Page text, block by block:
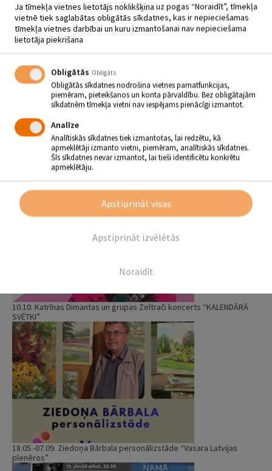
12.08. Santas Kasparsones koncerts
26.08. Jura Kaukuļa “Rokkoncerts solo”
10.10. Katrīnas Dimantas un grupas Zeltrači koncerts “KALENDĀRĀ
SVĒTKI”
18.05.-07.09. Ziedoņa Bārbala personālizstāde “Vasara Latvijas
plenēros”
Ja tīmekļa vietnes lietotājs noklikšķina uz pogas “Noraidīt”, tīmekļa
vietnē tiek saglabātas obligātās sīkdatnes, kas ir nepieciešamas
tīmekļa vietnes darbībai un kuru izmantošanai nav nepieciešama
lietotāja piekrišana
Obligātās Obligāts
Obligātās sīkdatnes nodrošina vietnes pamatfunkcijas,
piemēram, pieteikšanos un konta pārvaldību. Bez obligātajām
sīkdatnēm tīmekļa vietni nav iespējams pienācīgi izmantot.
Analīze
Analītiskās sīkdatnes tiek izmantotas, lai redzētu, kā
apmeklētāji izmanto vietni, piemēram, analītiskās sīkdatnes.
Šīs sīkdatnes nevar izmantot, lai tieši identificētu konkrētu
apmeklētāju.
Noraidīt
Apstiprināt izvēlētās
Apstiprināt visas